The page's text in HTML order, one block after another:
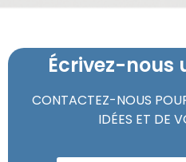
Écrivez-nous
CONTACTEZ-NOUS
IDÉES ET DE